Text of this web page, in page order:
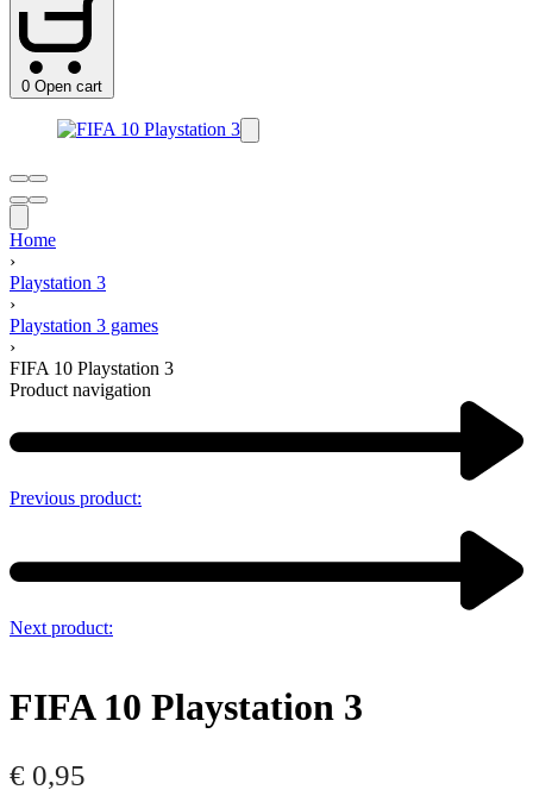
0 Open cart
Home
›
Playstation 3
›
Playstation 3 games
›
FIFA 10 Playstation 3
Product navigation
Previous product:
Next product:
FIFA 10 Playstation 3
€ 0,95